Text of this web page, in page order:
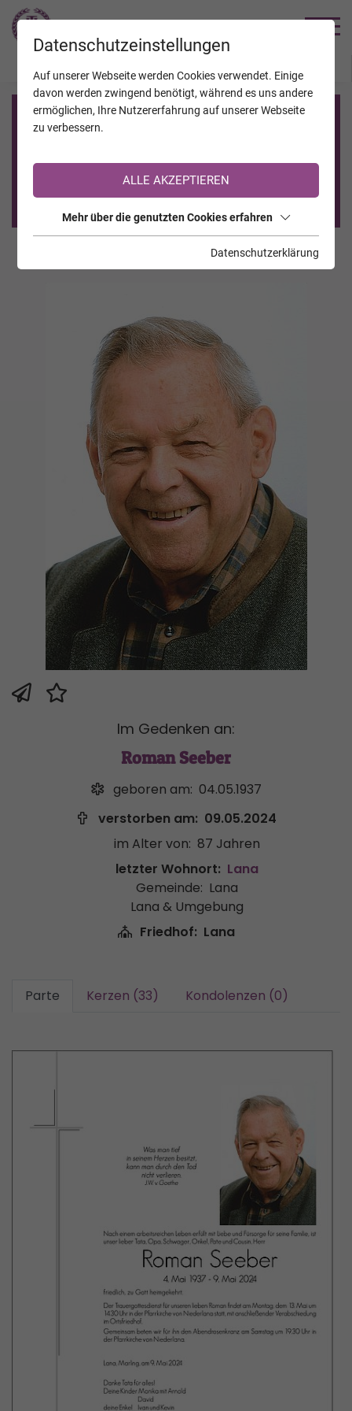
Registrierung auf TrauerHilfe.it
Sie sind noch nicht auf TrauerHilfe.it registriert?
>> zur kostenlosen Registrierung <<
Im Gedenken an:
Roman Seeber
geboren am: 04.05.1937
verstorben am: 09.05.2024
im Alter von: 87 Jahren
letzter Wohnort: Lana
Gemeinde: Lana
Lana & Umgebung
Friedhof: Lana
Parte Kerzen (33) Kondolenzen (0)
Datenschutzeinstellungen
Auf unserer Webseite werden Cookies verwendet. Einige
davon werden zwingend benötigt, während es uns andere
ermöglichen, Ihre Nutzererfahrung auf unserer Webseite
zu verbessern.
ALLE AKZEPTIEREN
Mehr über die genutzten Cookies erfahren
Datenschutzerklärung
JAHRESTAGE KALENDER VERSTORBENE